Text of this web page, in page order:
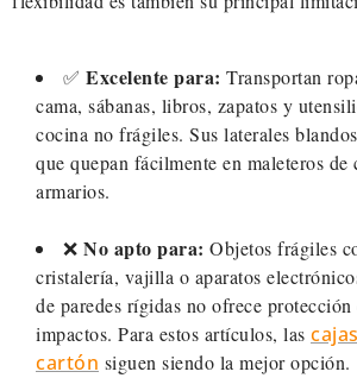
✅ Excelente para: Transportan
cama, sábanas, libros, zapatos y
cocina no frágiles. Sus laterales
que quepan fácilmente en maleteros de
armarios.
❌ No apto para: Objetos frágiles
cristalería, vajilla o aparatos
de paredes rígidas no ofrece
impactos. Para estos artículos, las
cartón siguen siendo la mejor opción.